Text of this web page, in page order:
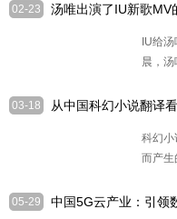
02-23
汤唯出演了IU新歌MV
IU给
晨，汤
03-18
从中国科幻小说翻译
科幻小
而产生
05-29
中国5G云产业：引领